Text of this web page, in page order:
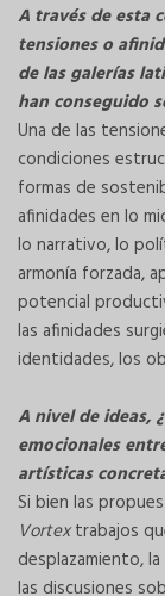
A través de esta
tensiones o
de las galerías
han conseguido
Una de las
condiciones
formas de
afinidades en lo
lo narrativo, lo
armonía forzada,
potencial
las afinidades
identidades, los
A nivel de ideas,
emocionales
artísticas
Si bien las
Vortextrabajos
desplazamiento,
las discusiones